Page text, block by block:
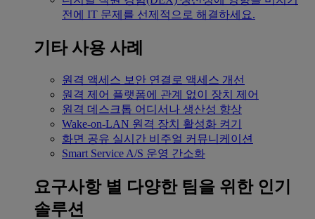
전에 IT 문제를 선제적으로 해결하세요.
기타 사용 사례
원격 액세스 보안 연결로 액세스 개선
원격 제어 플랫폼에 관계 없이 장치 제어
원격 데스크톱 어디서나 생산성 향상
Wake-on-LAN 원격 장치 활성화 켜기
화면 공유 실시간 비주얼 커뮤니케이션
Smart Service A/S 운영 간소화
요구사항 별 다양한 팀을 위한 인기
솔루션